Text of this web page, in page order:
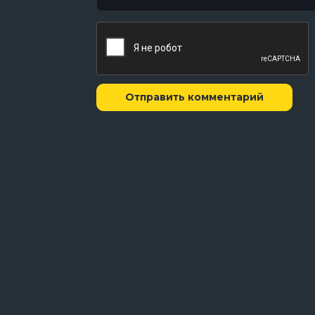
Отправить комментарий